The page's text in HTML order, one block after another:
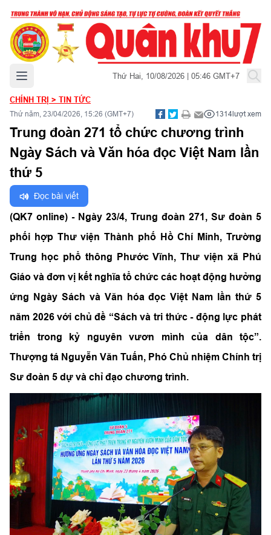
Mở menu chính Thứ Hai, 10/08/2026 | 05:46 GMT+7
CHÍNH TRỊ > TIN TỨC
Thứ năm, 23/04/2026, 15:26 (GMT+7) 1314lượt xem
Trung đoàn 271 tổ chức chương trình
Ngày Sách và Văn hóa đọc Việt Nam lần
thứ 5
Đọc bài viết
(QK7 online) - Ngày 23/4, Trung đoàn 271, Sư đoàn 5
phối hợp Thư viện Thành phố Hồ Chí Minh, Trường
Trung học phổ thông Phước Vĩnh, Thư viện xã Phú
Giáo và đơn vị kết nghĩa tổ chức các hoạt động hưởng
ứng Ngày Sách và Văn hóa đọc Việt Nam lần thứ 5
năm 2026 với chủ đề “Sách và tri thức - động lực phát
triển trong kỷ nguyên vươn mình của dân tộc”.
Thượng tá Nguyễn Văn Tuấn, Phó Chủ nhiệm Chính trị
Sư đoàn 5 dự và chỉ đạo chương trình.